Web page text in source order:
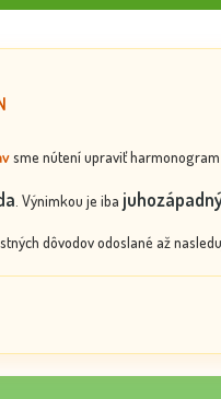
sme nútení upraviť harmonogram
. Výnimkou je iba
dôvodov odoslané až